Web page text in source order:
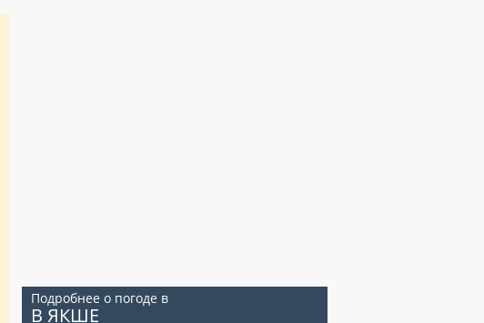
Подробнее о погоде в
В ЯКШЕ